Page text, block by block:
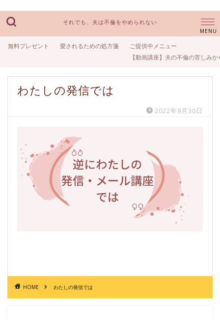
それでも、夫は不倫をやめられない
無料プレゼント 愛されるための処方箋
ご提供中メニュー
【動画講座】夫の不倫の苦しみ
わたしの発信では
2022年9月30日
HOME わたしの発信では